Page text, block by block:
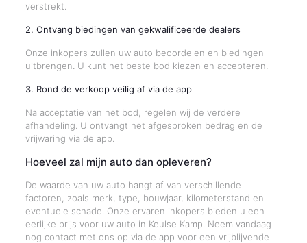
verstrekt.
2. Ontvang biedingen van gekwalificeerde dealers
Onze inkopers zullen uw auto beoordelen en biedingen
uitbrengen. U kunt het beste bod kiezen en accepteren.
3. Rond de verkoop veilig af via de app
Na acceptatie van het bod, regelen wij de verdere
afhandeling. U ontvangt het afgesproken bedrag en de
vrijwaring via de app.
Hoeveel zal mijn auto dan opleveren?
De waarde van uw auto hangt af van verschillende
factoren, zoals merk, type, bouwjaar, kilometerstand en
eventuele schade. Onze ervaren inkopers bieden u een
eerlijke prijs voor uw auto in Keulse Kamp. Neem vandaag
nog contact met ons op via de app voor een vrijblijvende